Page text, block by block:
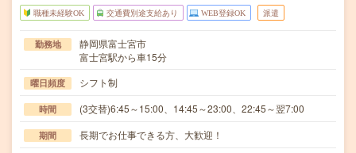
職種未経験OK 交通費別途支給あり WEB登録OK 派遣
勤務地
静岡県富士宮市
富士宮駅から車15分
曜日頻度 シフト制
時間 (3交替)6:45～15:00、14:45～23:00、22:45～翌7:00
期間 長期でお仕事できる方、大歓迎！